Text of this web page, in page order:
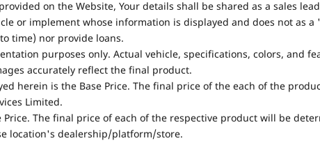
on the Website, Your details shall be shared as a sales
or implement whose information is displayed and does not as
time) nor provide loans.
purposes only. Actual vehicle, specifications, colors, and
accurately reflect the final product.
herein is the Base Price. The final price of the each of the
Limited.
The final price of each of the respective product will be
location's dealership/platform/store.